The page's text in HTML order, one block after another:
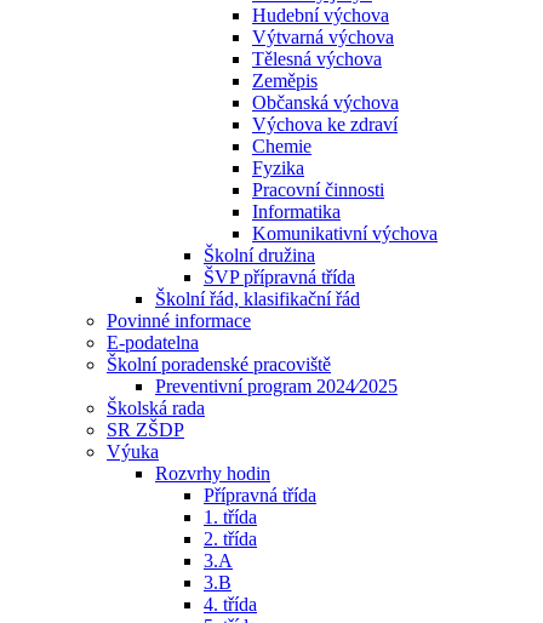
Hudební výchova
Výtvarná výchova
Tělesná výchova
Zeměpis
Občanská výchova
Výchova ke zdraví
Chemie
Fyzika
Pracovní činnosti
Informatika
Komunikativní výchova
Školní družina
ŠVP přípravná třída
Školní řád, klasifikační řád
Povinné informace
E-podatelna
Školní poradenské pracoviště
Preventivní program 2024⁄2025
Školská rada
SR ZŠDP
Výuka
Rozvrhy hodin
Přípravná třída
1. třída
2. třída
3.A
3.B
4. třída